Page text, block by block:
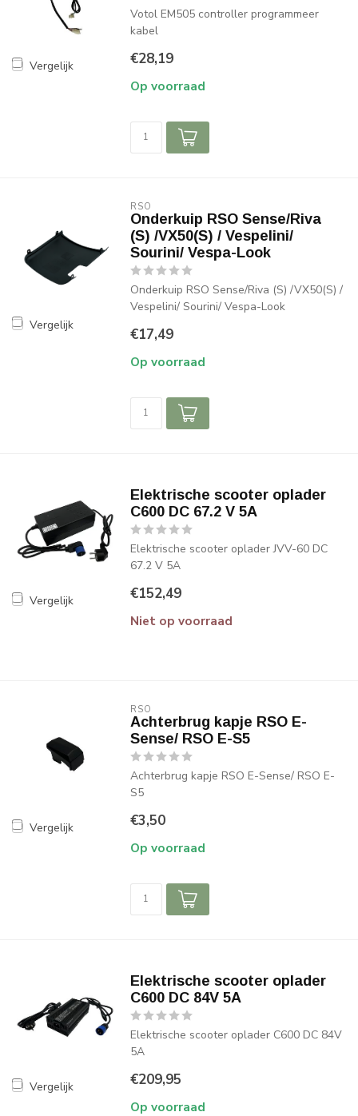
Vergelijk
Votol EM505 controller programmeer
kabel
€28,19
Op voorraad
Vergelijk
RSO
Onderkuip RSO Sense/Riva
(S) /VX50(S) / Vespelini/
Sourini/ Vespa-Look
Onderkuip RSO Sense/Riva (S) /VX50(S) /
Vespelini/ Sourini/ Vespa-Look
€17,49
Op voorraad
Vergelijk
Elektrische scooter oplader
C600 DC 67.2 V 5A
Elektrische scooter oplader JVV-60 DC
67.2 V 5A
€152,49
Niet op voorraad
Vergelijk
RSO
Achterbrug kapje RSO E-
Sense/ RSO E-S5
Achterbrug kapje RSO E-Sense/ RSO E-
S5
€3,50
Op voorraad
Vergelijk
Elektrische scooter oplader
C600 DC 84V 5A
Elektrische scooter oplader C600 DC 84V
5A
€209,95
Op voorraad